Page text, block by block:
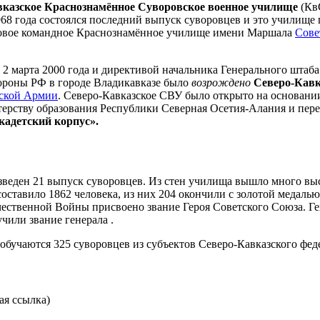
Краснознамённое Суворовское военное училище
года состоялся последний выпуск суворовцев и это училище
командное Краснознамённое училище имени Маршала
2000 года и директивой начальника Генерального
РФ в городе Владикавказе было возрождено Северо-
Армии. Северо-Кавказское СВУ было открыто на
образования Республики Северная Осетия-Алания и
корпус».
21 выпуск суворовцев. Из стен училища вышло много
1862 человека, из них 204 окончили с золотой
Войны присвоено звание Героя Советского
звание генерала .
325 суворовцев из субъектов Северо-Кавказского
ссылка)